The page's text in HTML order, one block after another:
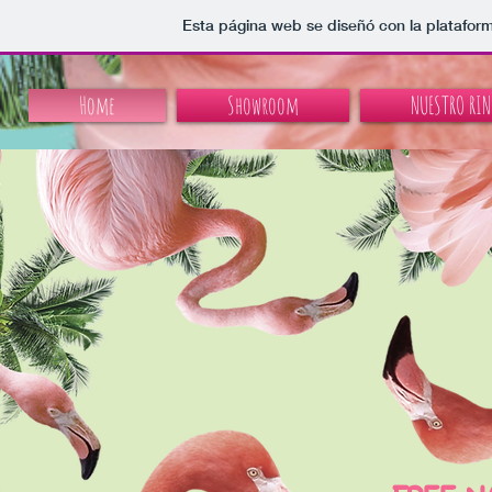
Esta página web se diseñó con la
Home Showroom NUESTRO